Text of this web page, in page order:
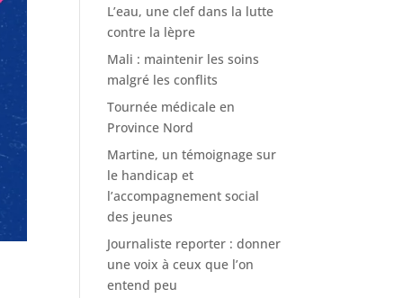
L’eau, une clef dans la lutte
contre la lèpre
Mali : maintenir les soins
malgré les conflits
Tournée médicale en
Province Nord
Martine, un témoignage sur
le handicap et
l’accompagnement social
des jeunes
Journaliste reporter : donner
une voix à ceux que l’on
entend peu